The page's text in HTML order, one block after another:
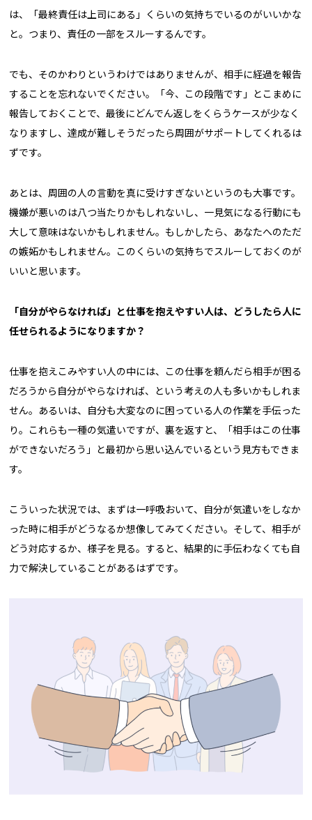
は、「最終責任は上司にある」くらいの気持ちでいるのがいいかな
と。つまり、責任の一部をスルーするんです。
でも、そのかわりというわけではありませんが、相手に経過を報告
することを忘れないでください。「今、この段階です」とこまめに
報告しておくことで、最後にどんでん返しをくらうケースが少なく
なりますし、達成が難しそうだったら周囲がサポートしてくれるは
ずです。
あとは、周囲の人の言動を真に受けすぎないというのも大事です。
機嫌が悪いのは八つ当たりかもしれないし、一見気になる行動にも
大して意味はないかもしれません。もしかしたら、あなたへのただ
の嫉妬かもしれません。このくらいの気持ちでスルーしておくのが
いいと思います。
「自分がやらなければ」と仕事を抱えやすい人は、どうしたら人に
任せられるようになりますか？
仕事を抱えこみやすい人の中には、この仕事を頼んだら相手が困る
だろうから自分がやらなければ、という考えの人も多いかもしれま
せん。あるいは、自分も大変なのに困っている人の作業を手伝った
り。これらも一種の気遣いですが、裏を返すと、「相手はこの仕事
ができないだろう」と最初から思い込んでいるという見方もできま
す。
こういった状況では、まずは一呼吸おいて、自分が気遣いをしなか
った時に相手がどうなるか想像してみてください。そして、相手が
どう対応するか、様子を見る。すると、結果的に手伝わなくても自
力で解決していることがあるはずです。